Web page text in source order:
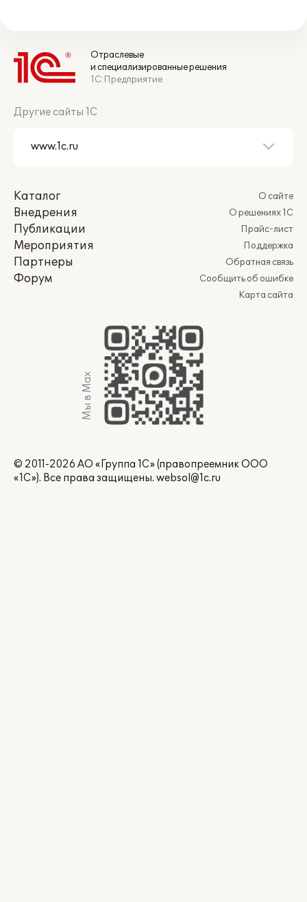
Отраслевые
и специализированные решения
1С:Предприятие
Другие сайты 1С
Каталог
Внедрения
Публикации
Мероприятия
Партнеры
Форум
О сайте
О решениях 1С
Прайс-лист
Поддержка
Обратная связь
Сообщить об ошибке
Карта сайта
Мы в Max
© 2011-2026 АО «Группа 1С» (правопреемник ООО
«1С»). Все права защищены. websol@1c.ru